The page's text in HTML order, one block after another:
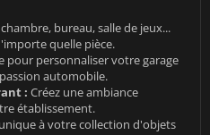
bureau, salle de jeux...
quelle pièce.
pour personnaliser votre garage
automobile.
: Créez une ambiance
établissement.
à votre collection d'objets